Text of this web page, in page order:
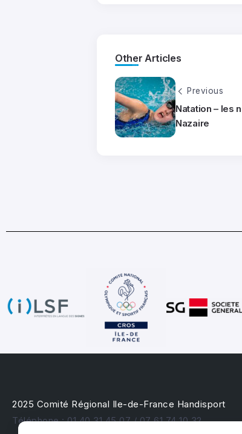
Other Articles
Previous
Natation – les
Nazaire
2025 Comité Régional Ile-de-France Handisport
Téléphone : 01 40 31 45 07 / 07 61 74 10 32